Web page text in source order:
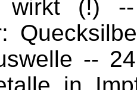
wirkt (!)
--